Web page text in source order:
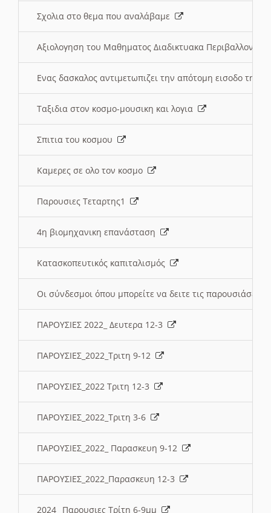
Σχολια στο θεμα που αναλάβαμε
Αξιολογηση του Μαθηματος Διαδικτυακα
Ενας δασκαλος αντιμετωπιζει την απότομη εισοδο της
Ταξιδια στον κοσμο-μουσικη και λογια
Σπιτια του κοσμου
Καμερες σε ολο τον κοσμο
Παρουσιες Τεταρτης1
4η βιομηχανικη επανάσταση
Κατασκοπευτικός καπιταλισμός
Οι σύνδεσμοι όπου μπορείτε να δειτε τις παρουσιάσεις
ΠΑΡΟΥΣΙΕΣ 2022_ Δευτερα 12-3
ΠΑΡΟΥΣΙΕΣ_2022_Τριτη 9-12
ΠΑΡΟΥΣΙΕΣ_2022 Τριτη 12-3
ΠΑΡΟΥΣΙΕΣ_2022_Τριτη 3-6
ΠΑΡΟΥΣΙΕΣ_2022_ Παρασκευη 9-12
ΠΑΡΟΥΣΙΕΣ_2022_Παρασκευη 12-3
2024_ Παρουσιες Τρίτη 6-9μμ